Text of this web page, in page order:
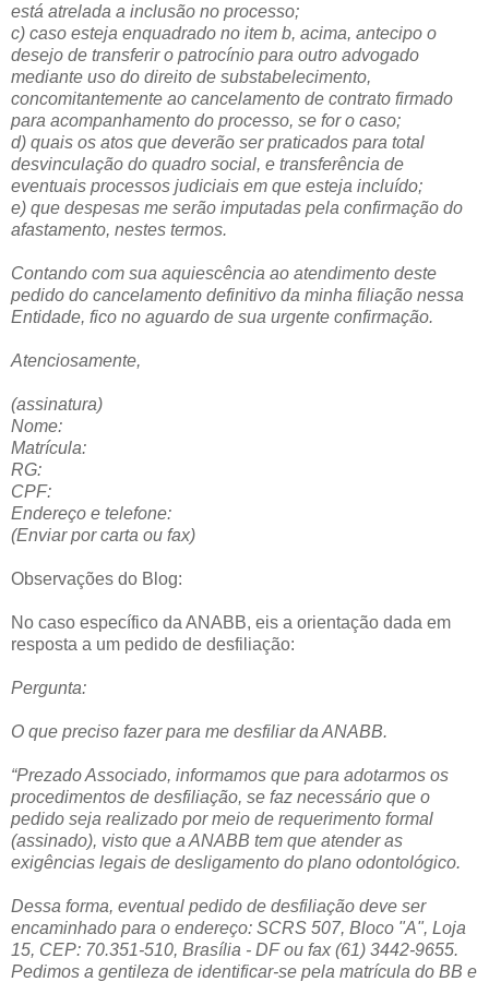
está atrelada a inclusão no processo;
c) caso esteja enquadrado no item b, acima, antecipo o
desejo de transferir o patrocínio para outro advogado
mediante uso do direito de substabelecimento,
concomitantemente ao cancelamento de contrato firmado
para acompanhamento do processo, se for o caso;
d) quais os atos que deverão ser praticados para total
desvinculação do quadro social, e transferência de
eventuais processos judiciais em que esteja incluído;
e) que despesas me serão imputadas pela confirmação do
afastamento, nestes termos.
Contando com sua aquiescência ao atendimento deste
pedido do cancelamento definitivo da minha filiação nessa
Entidade, fico no aguardo de sua urgente confirmação.
Atenciosamente,
(assinatura)
Nome:
Matrícula:
RG:
CPF:
Endereço e telefone:
(Enviar por carta ou fax)
Observações do Blog:
No caso específico da ANABB, eis a orientação dada em
resposta a um pedido de desfiliação:
Pergunta:
O que preciso fazer para me desfiliar da ANABB.
“Prezado Associado, informamos que para adotarmos os
procedimentos de desfiliação, se faz necessário que o
pedido seja realizado por meio de requerimento formal
(assinado), visto que a ANABB tem que atender as
exigências legais de desligamento do plano odontológico.
Dessa forma, eventual pedido de desfiliação deve ser
encaminhado para o endereço: SCRS 507, Bloco "A", Loja
15, CEP: 70.351-510, Brasília - DF ou fax (61) 3442-9655.
Pedimos a gentileza de identificar-se pela matrícula do BB e